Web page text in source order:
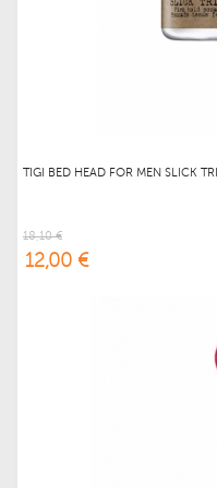
TIGI BED HEAD FOR MEN SLICK
18,10 €
12,00 €